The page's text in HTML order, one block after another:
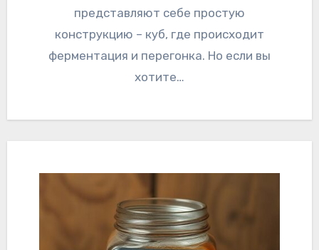
представляют себе простую
конструкцию – куб, где происходит
ферментация и перегонка. Но если вы
хотите…